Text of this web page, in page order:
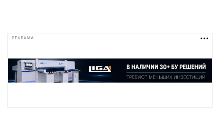
РЕКЛАМА